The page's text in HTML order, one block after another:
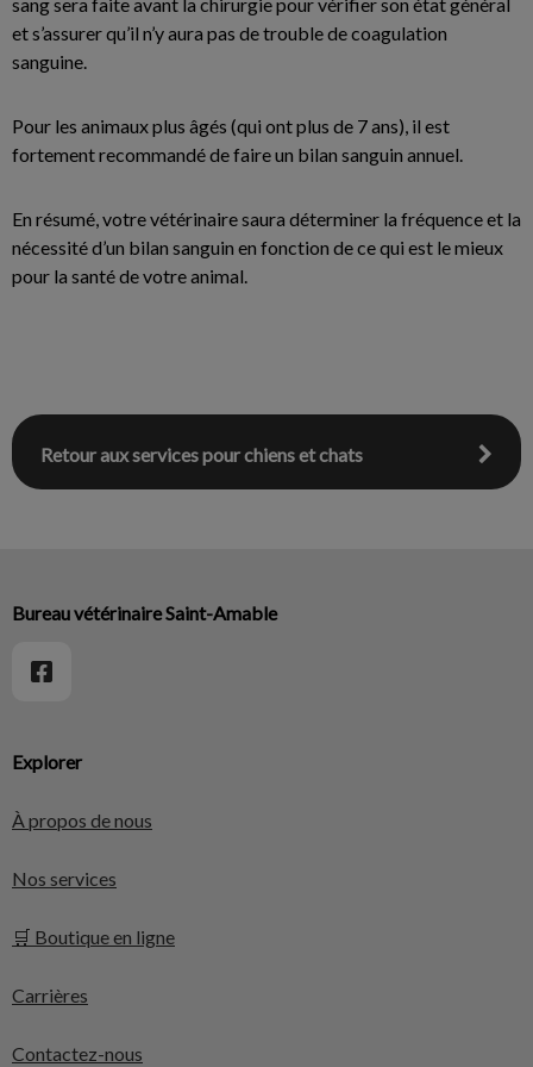
et s’assurer qu’il n’y aura pas de trouble de coagulation
sanguine.
Pour les animaux plus âgés (qui ont plus de 7 ans), il est
fortement recommandé de faire un bilan sanguin annuel.
En résumé, votre vétérinaire saura déterminer la fréquence et la
nécessité d’un bilan sanguin en fonction de ce qui est le mieux
pour la santé de votre animal.
Retour aux services pour chiens et chats
Explorer
À propos de nous
Nos services
🛒 Boutique en ligne
Carrières
Contactez-nous
Bureau vétérinaire Saint-Amable